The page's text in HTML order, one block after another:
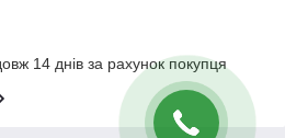
14 днів за рахунок покупця